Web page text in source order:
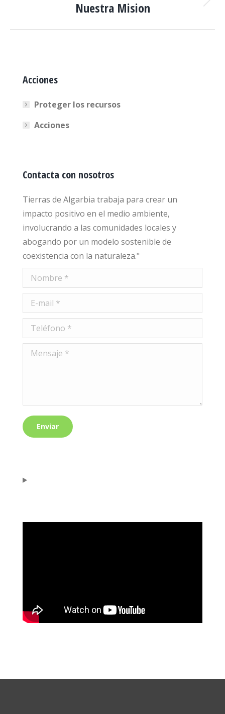
Proyecto
Nuestra Mision
Acciones
Proteger los recursos
Acciones
Contacta con nosotros
Tierras de Algarbia trabaja para crear un
impacto positivo en el medio ambiente,
involucrando a las comunidades locales y
abogando por un modelo sostenible de
coexistencia con la naturaleza."
Nombre *
E-mail *
Teléfono *
Mensaje *
Enviar